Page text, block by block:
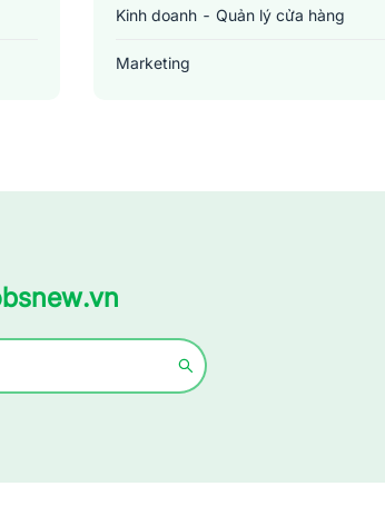
Kinh doanh - Quản lý cửa hàng
Marketing